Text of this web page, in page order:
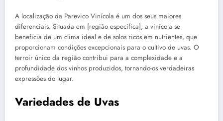
A localização da Parevico Vinícola é um dos seus maiores
diferenciais. Situada em [região específica], a vinícola se
beneficia de um clima ideal e de solos ricos em nutrientes, que
proporcionam condições excepcionais para o cultivo de uvas. O
terroir único da região contribui para a complexidade e a
profundidade dos vinhos produzidos, tornando-os verdadeiras
expressões do lugar.
Variedades de Uvas